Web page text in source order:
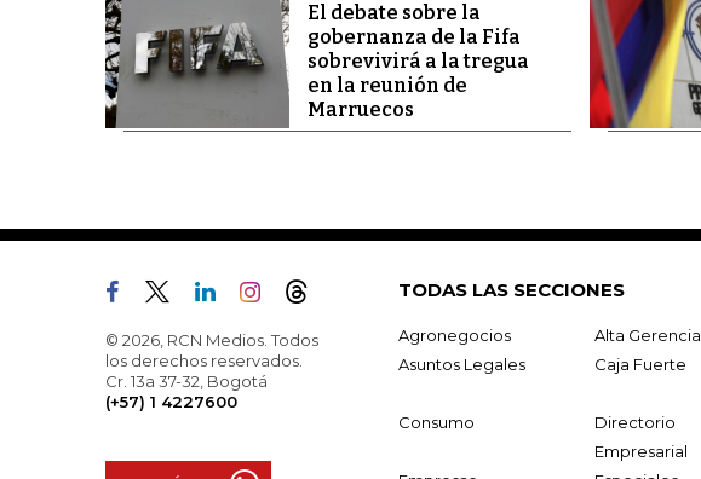
El debate sobre la
gobernanza de la Fifa
sobrevivirá a la tregua
en la reunión de
Marruecos
© 2026, RCN Medios. Todos
los derechos reservados.
Cr. 13a 37-32, Bogotá
(+57) 1 4227600
TODAS LAS SECCIONES
Agronegocios Alta Gerencia
Asuntos Legales
Caja Fuerte
Consumo
Directorio
Empresarial